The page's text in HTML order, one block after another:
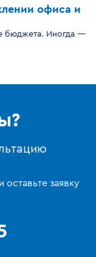
офиса и
бюджета. Иногда —
оставьте заявку